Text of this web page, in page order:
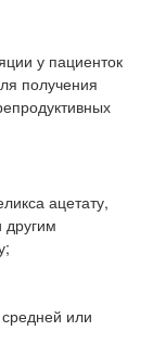
у пациенток
получения
ацетату,
или